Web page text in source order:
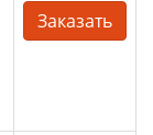
Заказать